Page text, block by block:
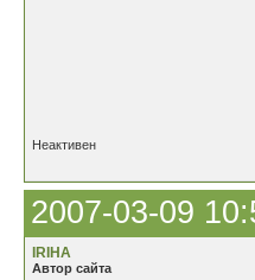
Неактивен
2007-03-09
IRIHA
Автор сайта